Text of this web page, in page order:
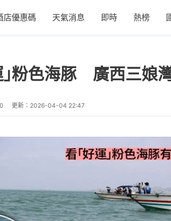
店優惠碼 天氣消息 即時 熱榜
｣粉色海豚 廣西三娘
更新： 2026-04-04 22:47